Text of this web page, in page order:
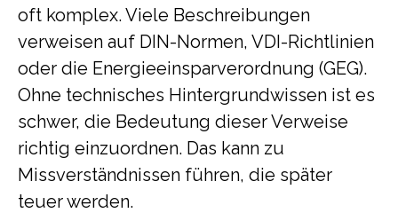
oft komplex. Viele Beschreibungen
verweisen auf DIN-Normen, VDI-Richtlinien
oder die Energieeinsparverordnung (GEG).
Ohne technisches Hintergrundwissen ist es
schwer, die Bedeutung dieser Verweise
richtig einzuordnen. Das kann zu
Missverständnissen führen, die später
teuer werden.